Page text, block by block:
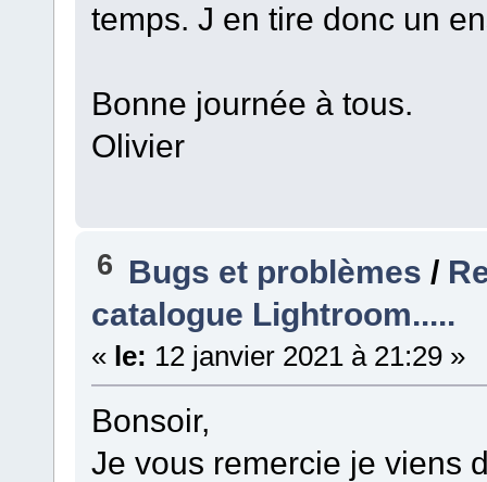
temps. J en tire donc un
Bonne journée à tous.
Olivier
6 Bugs et problèmes /
catalogue Lightroom.....
« le: 12 janvier 2021 à 21:29 »
Bonsoir,
Je vous remercie je viens